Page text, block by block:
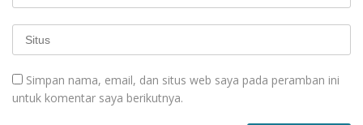
Simpan nama, email, dan situs web saya pada peramban ini
untuk komentar saya berikutnya.